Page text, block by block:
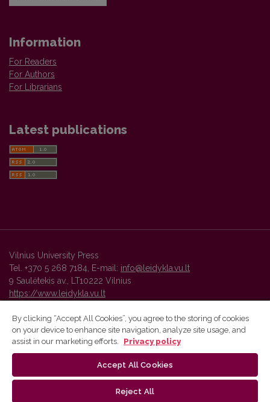
Information
For Readers
For Authors
For Librarians
Latest publications
Vilnius University Press
Tel. +370 5 268 7184, E-mail: info@leidykla.vu.lt
9 Saulėtekis av., LT10222 Vilnius
https://www.leidykla.vu.lt
Vilnius University Press platform and metadata are distributed by
By clicking “Accept All Cookies”, you agree to the storing of cookies
on your device to enhance site navigation, analyze site usage, and
assist in our marketing efforts.
Privacy policy
Accept All Cookies
Reject All